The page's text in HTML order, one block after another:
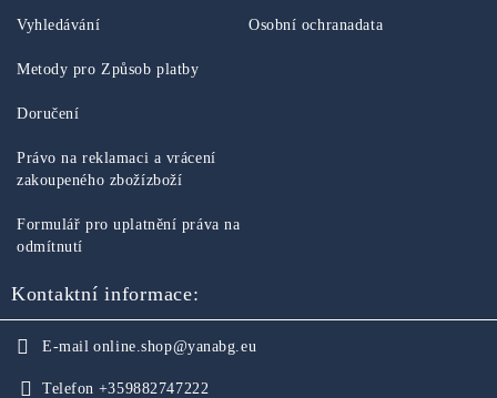
Vyhledávání Osobní ochranadata
Metody pro Způsob platby
Doručení
Právo na reklamaci a vrácení
zakoupeného zbožízboží
Formulář pro uplatnění práva na
odmítnutí
Kontaktní informace:
E-mail online.shop@yanabg.eu
Telefon +359882747222